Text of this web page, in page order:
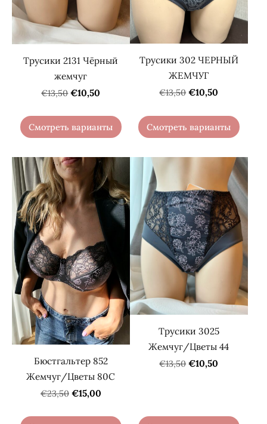
Трусики 2131 Чёрный
жемчуг
€13,50 €10,50
Смотреть варианты
Трусики 302 ЧЕРНЫЙ
ЖЕМЧУГ
€13,50 €10,50
Смотреть варианты
Бюстгальтер 852
Жемчуг/Цветы 80C
€23,50 €15,00
Трусики 3025
Жемчуг/Цветы 44
€13,50 €10,50